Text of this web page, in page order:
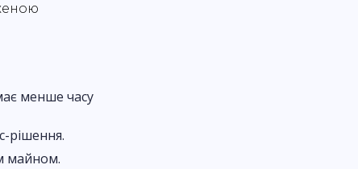
менше часу
рішення.
майном.